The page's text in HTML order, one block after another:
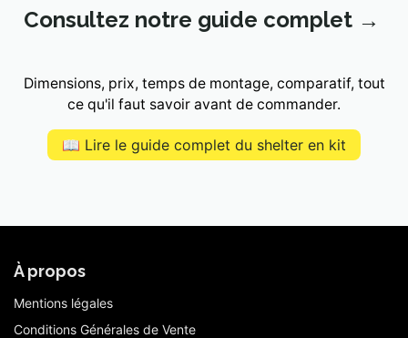
Consultez notre guide complet →
Dimensions, prix, temps de montage, comparatif, tout
ce qu'il faut savoir avant de commander.
📖 Lire le guide complet du shelter en kit
À propos
Mentions légales
Conditions Générales de Vente